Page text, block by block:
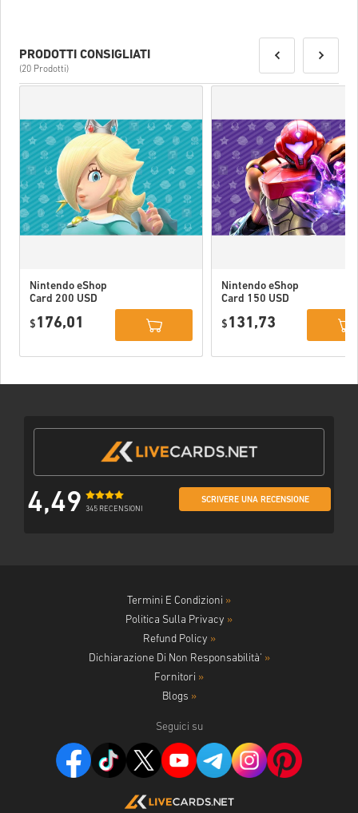
PRODOTTI CONSIGLIATI
(20 Prodotti)
Nintendo eShop
Card 200 USD
$ 176,01
Nintendo eShop
Card 150 USD
$ 131,73
4,49 345 RECENSIONI
SCRIVERE UNA RECENSIONE
Termini E Condizioni »
Politica Sulla Privacy »
Refund Policy »
Dichiarazione Di Non Responsabilità' »
Fornitori »
Blogs »
Seguici su